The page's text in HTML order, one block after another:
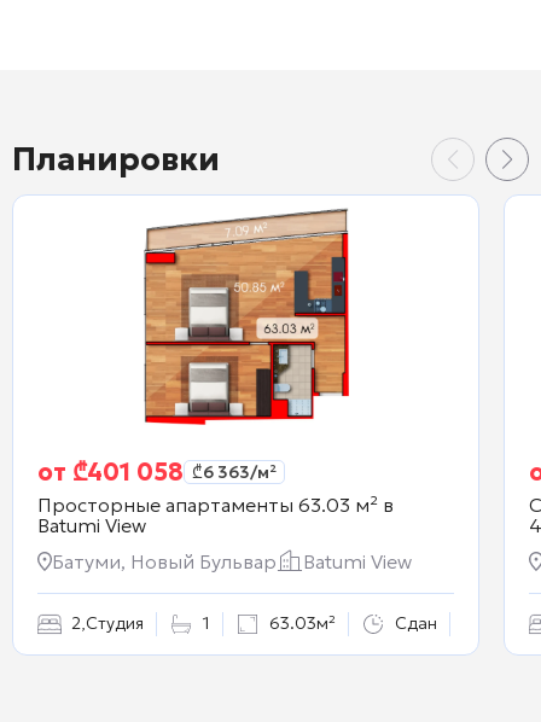
Планировки
от ₾401 058 ₾6 363/м²
Просторные апартаменты 63.03 м² в
Batumi View
Батуми, Новый Бульвар
Batumi View
2,Студия 1 63.03м² Сдан